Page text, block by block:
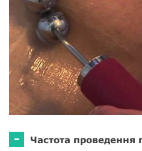
- Частота проведення